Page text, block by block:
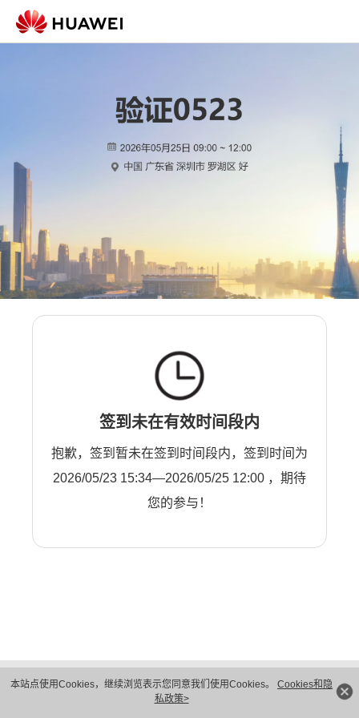
本站点使用Cookies，继续浏览表示您同意我们使用Cookies。 Cookies和隐
私政策>
签到未在有效时间段内
抱歉，签到暂未在签到时间段内，签到时间为
2026/05/23 15:34—2026/05/25 12:00 ，期待
您的参与！
隐私保护
法律声明